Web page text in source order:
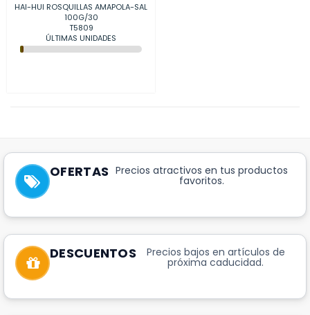
HAI-HUI ROSQUILLAS AMAPOLA-SAL
100G/30
T5809
ÚLTIMAS UNIDADES
OFERTAS Precios atractivos en tus productos
favoritos.
DESCUENTOS Precios bajos en artículos de
próxima caducidad.